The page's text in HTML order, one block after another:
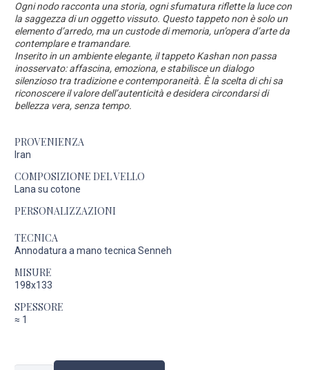
Ogni nodo racconta una storia, ogni sfumatura riflette la luce con
la saggezza di un oggetto vissuto. Questo tappeto non è solo un
elemento d’arredo, ma un custode di memoria, un’opera d’arte da
contemplare e tramandare.
Inserito in un ambiente elegante, il tappeto Kashan non passa
inosservato: affascina, emoziona, e stabilisce un dialogo
silenzioso tra tradizione e contemporaneità. È la scelta di chi sa
riconoscere il valore dell’autenticità e desidera circondarsi di
bellezza vera, senza tempo.
PROVENIENZA
Iran
COMPOSIZIONE DEL VELLO
Lana su cotone
PERSONALIZZAZIONI
TECNICA
Annodatura a mano tecnica Senneh
MISURE
198x133
SPESSORE
≈ 1